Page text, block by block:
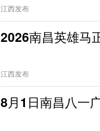
江西发布
2026南昌英雄马
江西发布
8月1日南昌八一